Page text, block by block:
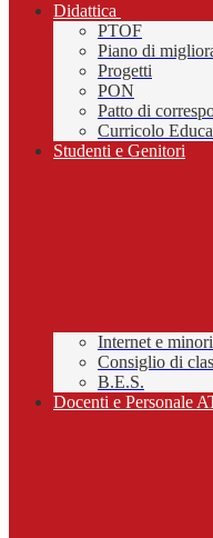
Didattica
PTOF
Piano di
Progetti
PON
Patto di
Curricolo
Studenti e Genitori
Internet e minori
Consiglio di
B.E.S.
Docenti e Personale